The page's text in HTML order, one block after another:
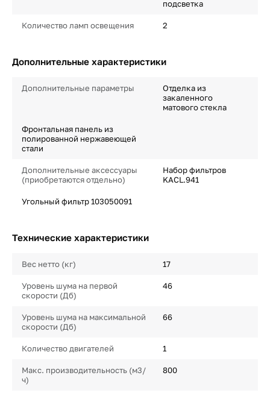
подсветка
Количество ламп освещения 2
Дополнительные характеристики
Дополнительные параметры
Отделка из
закаленного
матового стекла
Фронтальная панель из
полированной нержавеющей
стали
Дополнительные аксессуары
(приобретаются отдельно)
Набор фильтров
KACL.941
Угольный фильтр 103050091
Технические характеристики
Вес нетто (кг) 17
Уровень шума на первой
скорости (Дб)
46
Уровень шума на максимальной
скорости (Дб)
66
Количество двигателей 1
Макс. производительность (м3/
ч)
800